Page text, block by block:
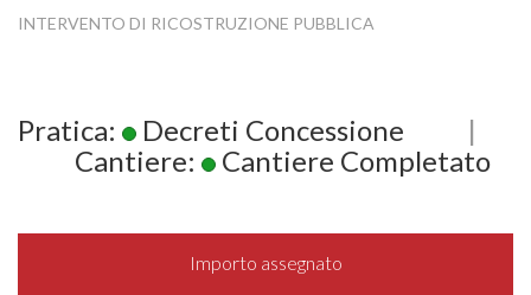
INTERVENTO DI RICOSTRUZIONE PUBBLICA
Pratica: Decreti Concessione
|
Cantiere:
Cantiere Completato
Importo assegnato